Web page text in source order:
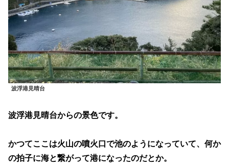
波浮港見晴台
波浮港見晴台からの景色です。
かつてここは火山の噴火口で池のようになっていて、何か
の拍子に海と繋がって港になったのだとか。